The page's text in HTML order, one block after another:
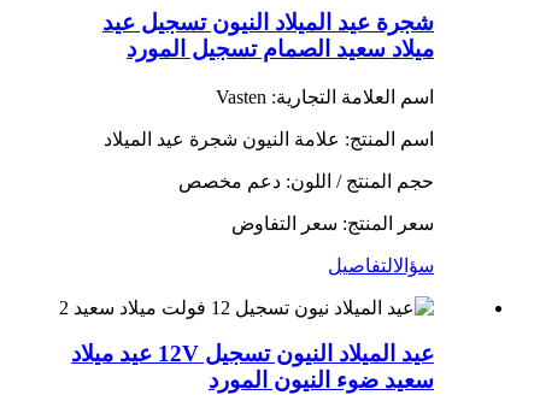
شجرة عيد الميلاد النيون تسجيل عيد
ميلاد سعيد الصمام تسجيل المورد
اسم العلامة التجارية: Vasten
اسم المنتج: علامة النيون شجرة عيد الميلاد
حجم المنتج / اللون: دعم مخصص
سعر المنتج: سعر التفاوض
سؤالالتفاصيل
عيد الميلاد النيون تسجيل 12V عيد ميلاد
سعيد ضوء النيون المورد